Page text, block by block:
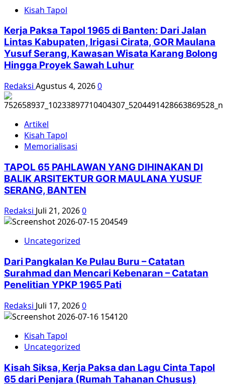
Kisah Tapol
Kerja Paksa Tapol 1965 di Banten: Dari Jalan
Lintas Kabupaten, Irigasi Cirata, GOR Maulana
Yusuf Serang, Kawasan Wisata Karang Bolong
Hingga Proyek Sawah Luhur
Redaksi Agustus 4, 20260
Artikel
Kisah Tapol
Memorialisasi
TAPOL 65 PAHLAWAN YANG DIHINAKAN DI
BALIK ARSITEKTUR GOR MAULANA YUSUF
SERANG, BANTEN
Redaksi Juli 21, 20260
Uncategorized
Dari Pangkalan Ke Pulau Buru – Catatan
Surahmad dan Mencari Kebenaran – Catatan
Penelitian YPKP 1965 Pati
Redaksi Juli 17, 20260
Kisah Tapol
Uncategorized
Kisah Siksa, Kerja Paksa dan Lagu Cinta Tapol
65 dari Penjara (Rumah Tahanan Chusus)